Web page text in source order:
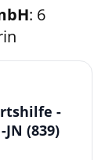
: 6
-
(839)